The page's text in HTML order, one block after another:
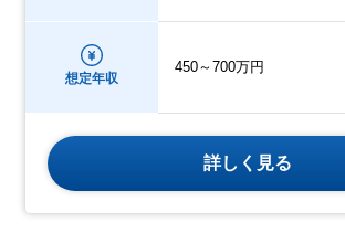
想定年収
450～700万円
詳しく見る